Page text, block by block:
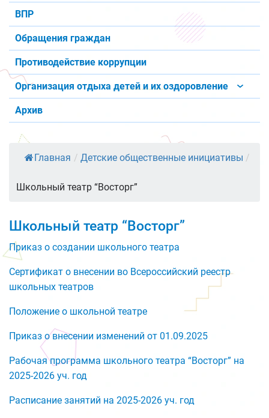
ВПР
Обращения граждан
Противодействие коррупции
Организация отдыха детей и их оздоровление
Архив
Главная / Детские общественные инициативы /
Школьный театр “Восторг”
Школьный театр “Восторг”
Приказ о создании школьного театра
Сертификат о внесении во Всероссийский реестр
школьных театров
Положение о школьной театре
Приказ о внесении изменений от 01.09.2025
Рабочая программа школьного театра “Восторг” на
2025-2026 уч. год
Расписание занятий на 2025-2026 уч. год